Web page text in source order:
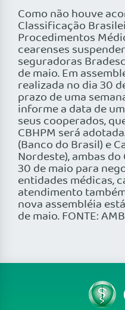
Como não houve
Classificação
Procedimentos
cearenses
seguradoras
de maio. Em
realizada no dia 30
prazo de uma
informe a data de
seus cooperados,
CBHPM será
(Banco do Brasil) e
Nordeste), ambas
30 de maio para
entidades médicas,
atendimento
nova assembléia
de maio. FONTE: AMB